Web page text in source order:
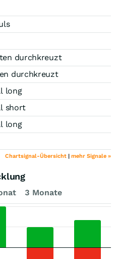
durchkreuzt
durchkreuzt
long
short
long
Chartsignal-Übersicht | mehr Signale »
3 Monate